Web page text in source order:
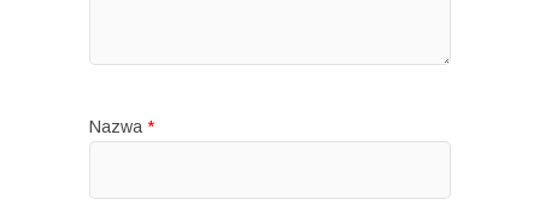
Nazwa *